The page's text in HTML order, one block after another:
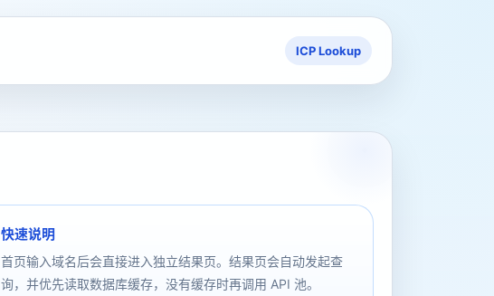
ICP Lookup
快速说明
首页输入域名后会直接进入独立结果页。结果页会自动发起查
询，并优先读取数据库缓存，没有缓存时再调用 API 池。